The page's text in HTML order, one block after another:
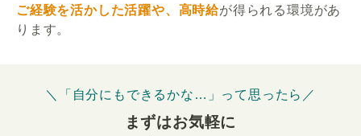
ご経験を活かした活躍や、高時給が得られる環境があ
ります。
＼「自分にもできるかな…」って思ったら／
まずはお気軽に